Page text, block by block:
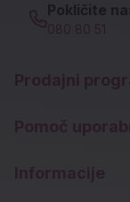
Pokličite
080 80 51
Prodajni
Pomoč
Informacije